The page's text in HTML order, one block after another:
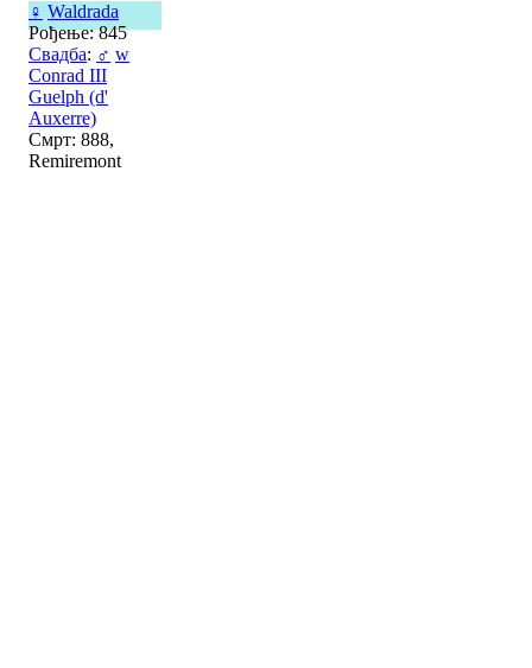
♀ Waldrada
Рођење: 845
Свадба: ♂ w
Conrad III
Guelph (d'
Auxerre)
Смрт: 888,
Remiremont